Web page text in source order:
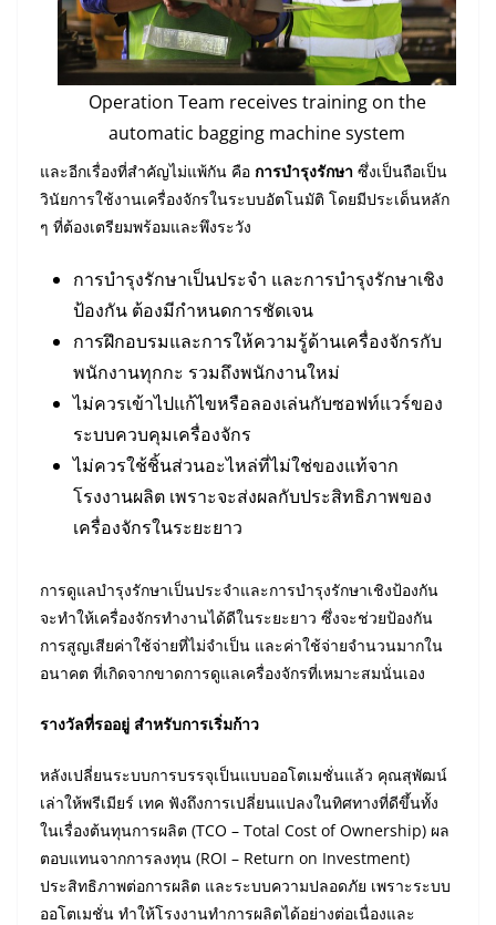
Operation Team receives training on the
automatic bagging machine system
และอีกเรื่องที่สำคัญไม่แพ้กัน คือ การบำรุงรักษา ซึ่งเป็นถือเป็น
วินัยการใช้งานเครื่องจักรในระบบอัตโนมัติ โดยมีประเด็นหลัก
ๆ ที่ต้องเตรียมพร้อมและพึงระวัง
การบำรุงรักษาเป็นประจำ และการบำรุงรักษาเชิง
ป้องกัน ต้องมีกำหนดการชัดเจน
การฝึกอบรมและการให้ความรู้ด้านเครื่องจักรกับ
พนักงานทุกกะ รวมถึงพนักงานใหม่
ไม่ควรเข้าไปแก้ไขหรือลองเล่นกับซอฟท์แวร์ของ
ระบบควบคุมเครื่องจักร
ไม่ควรใช้ชิ้นส่วนอะไหล่ที่ไม่ใช่ของแท้จาก
โรงงานผลิต เพราะจะส่งผลกับประสิทธิภาพของ
เครื่องจักรในระยะยาว
การดูแลบำรุงรักษาเป็นประจำและการบำรุงรักษาเชิงป้องกัน
จะทำให้เครื่องจักรทำงานได้ดีในระยะยาว ซึ่งจะช่วยป้องกัน
การสูญเสียค่าใช้จ่ายที่ไม่จำเป็น และค่าใช้จ่ายจำนวนมากใน
อนาคต ที่เกิดจากขาดการดูแลเครื่องจักรที่เหมาะสมนั่นเอง
รางวัลที่รออยู่ สำหรับการเริ่มก้าว
หลังเปลี่ยนระบบการบรรจุเป็นแบบออโตเมชั่นแล้ว คุณสุพัฒน์
เล่าให้พรีเมียร์ เทค ฟังถึงการเปลี่ยนแปลงในทิศทางที่ดีขึ้นทั้ง
ในเรื่องต้นทุนการผลิต (TCO – Total Cost of Ownership) ผล
ตอบแทนจากการลงทุน (ROI – Return on Investment)
ประสิทธิภาพต่อการผลิต และระบบความปลอดภัย เพราะระบบ
ออโตเมชั่น ทำให้โรงงานทำการผลิตได้อย่างต่อเนื่องและ